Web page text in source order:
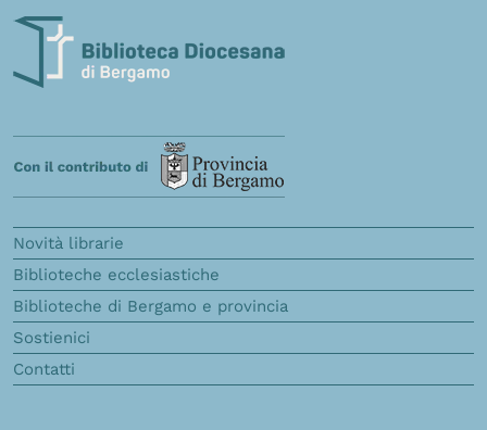
Novità librarie
Biblioteche ecclesiastiche
Biblioteche di Bergamo e provincia
Sostienici
Contatti